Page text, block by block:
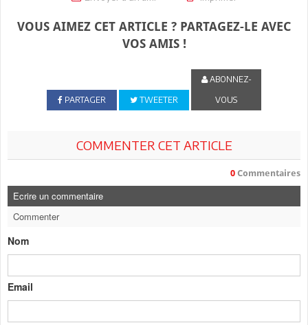
VOUS AIMEZ CET ARTICLE ? PARTAGEZ-LE AVEC
VOS AMIS !
PARTAGER TWEETER
ABONNEZ-
VOUS
COMMENTER CET ARTICLE
0 Commentaires
Ecrire un commentaire
Commenter
Nom
Email